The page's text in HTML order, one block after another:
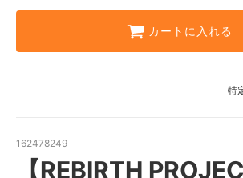
カートに入れる
特
162478249
【REBIRTH